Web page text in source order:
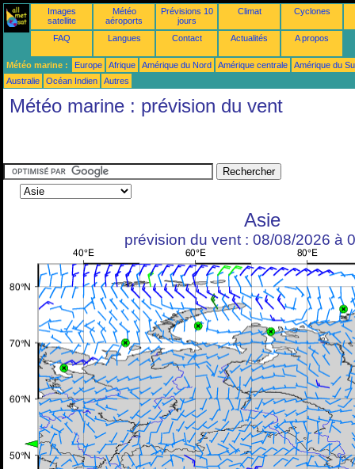
Images
satellite
Météo
aéroports
Prévisions 10
jours
Climat Cyclones
FAQ Langues Contact Actualités A propos
Météo marine : Europe Afrique Amérique du Nord Amérique centrale
Amérique du
Australie
Océan Indien Autres
Météo marine : prévision du vent
Asie
prévision du vent : 08/08/2026 à